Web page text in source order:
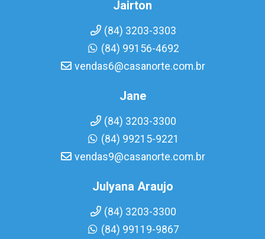
Jairton
(84) 3203-3303
(84) 99156-4692
vendas6@casanorte.com.br
Jane
(84) 3203-3300
(84) 99215-9221
vendas9@casanorte.com.br
Julyana Araujo
(84) 3203-3300
(84) 99119-9867